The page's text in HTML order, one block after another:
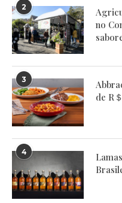
2
no
3
de R
4